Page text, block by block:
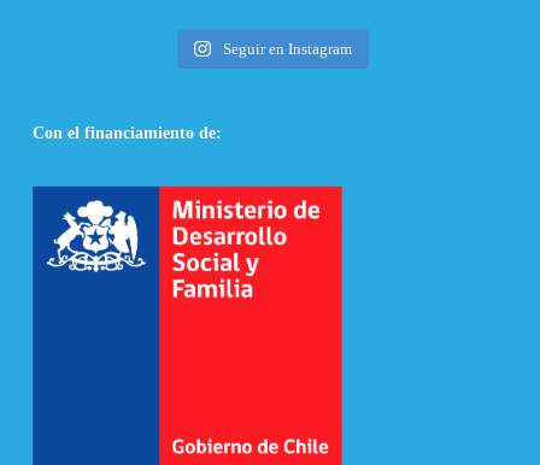
Seguir en Instagram
Con el financiamiento de: